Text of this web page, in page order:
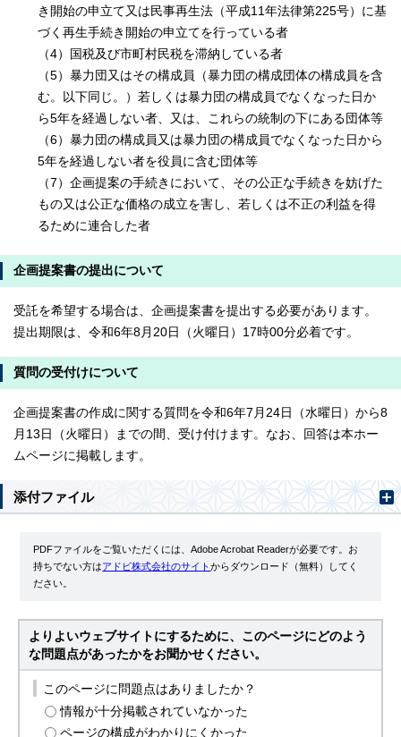
き開始の申立て又は民事再生法（平成11年法律第225号）に基
づく再生手続き開始の申立てを行っている者
（4）国税及び市町村民税を滞納している者
（5）暴力団又はその構成員（暴力団の構成団体の構成員を含
む。以下同じ。）若しくは暴力団の構成員でなくなった日か
ら5年を経過しない者、又は、これらの統制の下にある団体等
（6）暴力団の構成員又は暴力団の構成員でなくなった日から
5年を経過しない者を役員に含む団体等
（7）企画提案の手続きにおいて、その公正な手続きを妨げた
もの又は公正な価格の成立を害し、若しくは不正の利益を得
るために連合した者
企画提案書の提出について
受託を希望する場合は、企画提案書を提出する必要があります。
提出期限は、令和6年8月20日（火曜日）17時00分必着です。
質問の受付けについて
企画提案書の作成に関する質問を令和6年7月24日（水曜日）から8
月13日（火曜日）までの間、受け付けます。なお、回答は本ホー
ムページに掲載します。
添付ファイル
PDFファイルをご覧いただくには、Adobe Acrobat Readerが必要です。お
持ちでない方はアドビ株式会社のサイトからダウンロード（無料）してく
ださい。
よりよいウェブサイトにするために、このページにどのよう
な問題点があったかをお聞かせください。
このページに問題点はありましたか？
情報が十分掲載されていなかった
ページの構成がわかりにくかった